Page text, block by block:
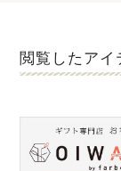
閲覧したアイ